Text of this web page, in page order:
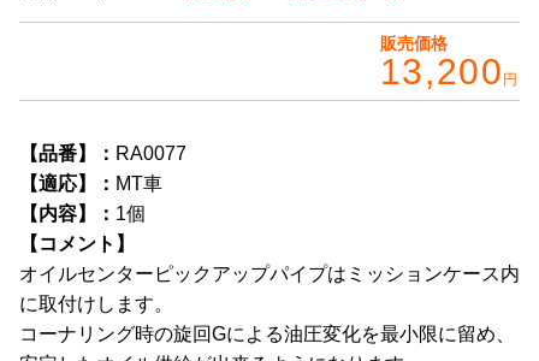
＋
便利アイテム
BMW MINI
全商品
販売価格
13,200 円
【品番】： RA0077
【適応】： MT車
【内容】： 1個
【コメント】
オイルセンターピックアップパイプはミッションケース内
に取付けします。
コーナリング時の旋回Gによる油圧変化を最小限に留め、